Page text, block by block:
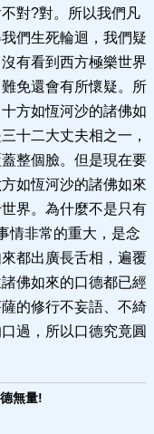
對?對。所以我們凡
們生死輪迴，我們疑
有看到西方極樂世界
免還會有所懷疑。所
方如恆河沙的諸佛如
十二大丈夫相之一，
整個臉。但是現在要
如恆河沙的諸佛如來
界。為什麼不是只有
情非常的重大，是念
都出廣長舌相，遍覆
佛如來的口德都已經
的修行不妄語、不綺
過，所以口德究竟圓
無量!